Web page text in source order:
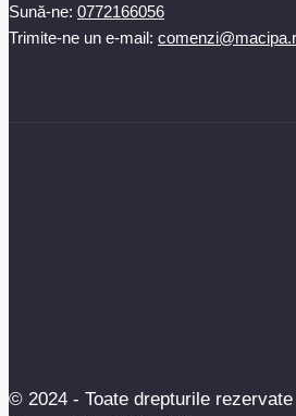
Sună-ne: 0772166056
Trimite-ne un e-mail:
© 2024 - Toate drepturile